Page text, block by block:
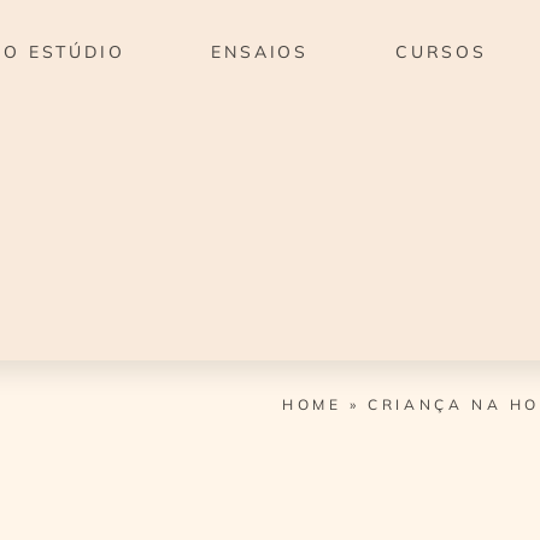
O ESTÚDIO ENSAIOS CURSOS
HOME »CRIANÇA NA